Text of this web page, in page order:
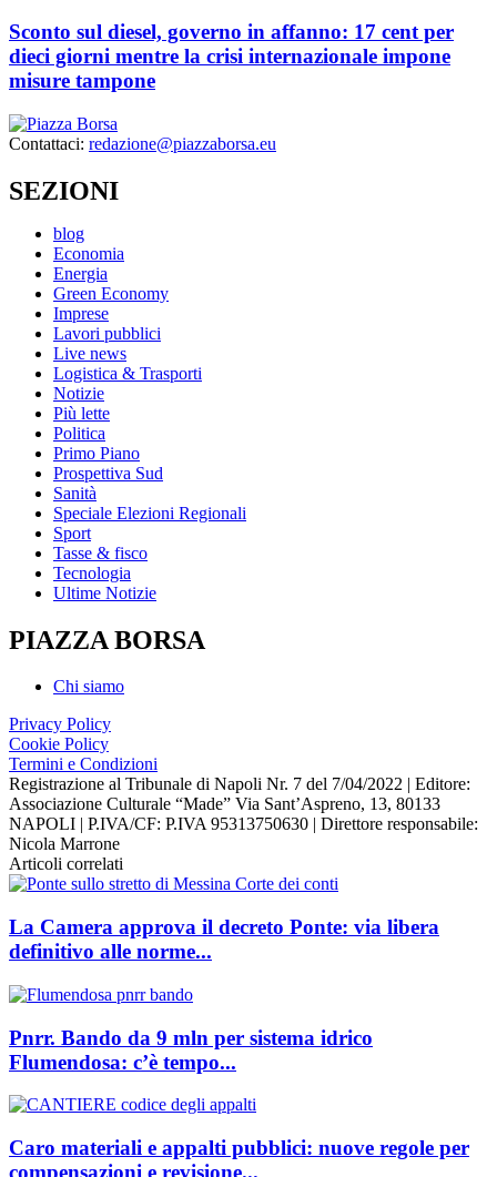
Sconto sul diesel, governo in affanno: 17 cent per
dieci giorni mentre la crisi internazionale impone
misure tampone
Contattaci: redazione@piazzaborsa.eu
SEZIONI
blog
Economia
Energia
Green Economy
Imprese
Lavori pubblici
Live news
Logistica & Trasporti
Notizie
Più lette
Politica
Primo Piano
Prospettiva Sud
Sanità
Speciale Elezioni Regionali
Sport
Tasse & fisco
Tecnologia
Ultime Notizie
PIAZZA BORSA
Chi siamo
Privacy Policy
Cookie Policy
Termini e Condizioni
Registrazione al Tribunale di Napoli Nr. 7 del 7/04/2022 | Editore:
Associazione Culturale “Made” Via Sant’Aspreno, 13, 80133
NAPOLI | P.IVA/CF: P.IVA 95313750630 | Direttore responsabile:
Nicola Marrone
Articoli correlati
La Camera approva il decreto Ponte: via libera
definitivo alle norme...
Pnrr. Bando da 9 mln per sistema idrico
Flumendosa: c’è tempo...
Caro materiali e appalti pubblici: nuove regole per
compensazioni e revisione...